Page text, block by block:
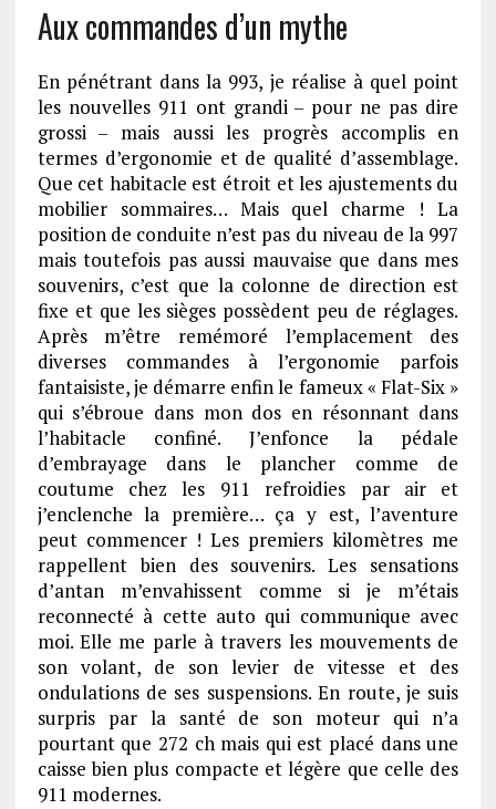
Aux commandes d’un mythe
En pénétrant dans la 993, je réalise à quel point
les nouvelles 911 ont grandi – pour ne pas dire
grossi – mais aussi les progrès accomplis en
termes d’ergonomie et de qualité d’assemblage.
Que cet habitacle est étroit et les ajustements du
mobilier sommaires… Mais quel charme ! La
position de conduite n’est pas du niveau de la 997
mais toutefois pas aussi mauvaise que dans mes
souvenirs, c’est que la colonne de direction est
fixe et que les sièges possèdent peu de réglages.
Après m’être remémoré l’emplacement des
diverses commandes à l’ergonomie parfois
fantaisiste, je démarre enfin le fameux « Flat-Six »
qui s’ébroue dans mon dos en résonnant dans
l’habitacle confiné. J’enfonce la pédale
d’embrayage dans le plancher comme de
coutume chez les 911 refroidies par air et
j’enclenche la première… ça y est, l’aventure
peut commencer ! Les premiers kilomètres me
rappellent bien des souvenirs. Les sensations
d’antan m’envahissent comme si je m’étais
reconnecté à cette auto qui communique avec
moi. Elle me parle à travers les mouvements de
son volant, de son levier de vitesse et des
ondulations de ses suspensions. En route, je suis
surpris par la santé de son moteur qui n’a
pourtant que 272 ch mais qui est placé dans une
caisse bien plus compacte et légère que celle des
911 modernes.